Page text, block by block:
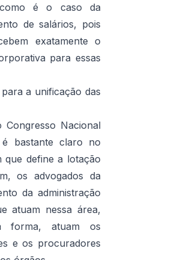
como é o caso da
de salários, pois
exatamente o
para essas
a unificação das
Nacional
bastante claro no
que define a lotação
os advogados da
da administração
atuam nessa área,
forma, atuam os
e os procuradores